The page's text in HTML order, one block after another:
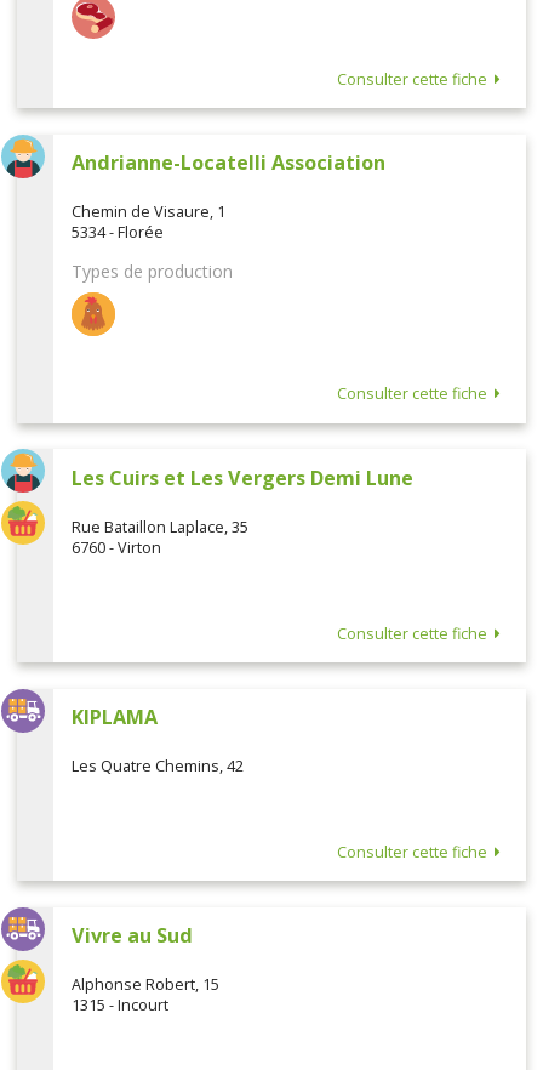
Consulter cette fiche
Andrianne-Locatelli Association
Chemin de Visaure, 1
5334 - Florée
Types de production
Consulter cette fiche
Les Cuirs et Les Vergers Demi Lune
Rue Bataillon Laplace, 35
6760 - Virton
Consulter cette fiche
KIPLAMA
Les Quatre Chemins, 42
Consulter cette fiche
Vivre au Sud
Alphonse Robert, 15
1315 - Incourt